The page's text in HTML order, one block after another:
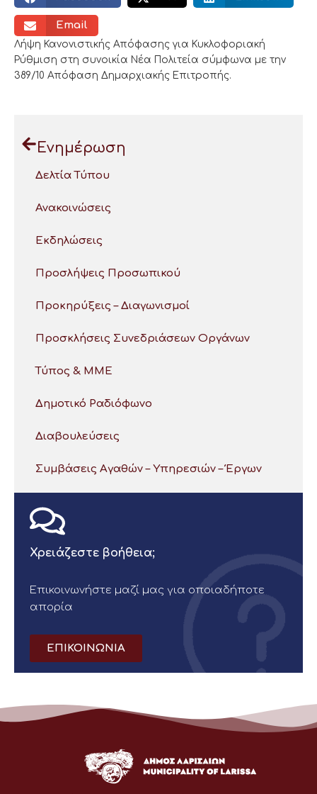
Email
Λήψη Κανονιστικής Απόφασης για Κυκλοφοριακή
Ρύθμιση στη συνοικία Νέα Πολιτεία σύμφωνα με την
389/10 Απόφαση Δημαρχιακής Επιτροπής.
Ενημέρωση
Δελτία Τύπου
Ανακοινώσεις
Εκδηλώσεις
Προσλήψεις Προσωπικού
Προκηρύξεις – Διαγωνισμοί
Προσκλήσεις Συνεδριάσεων Οργάνων
Τύπος & ΜΜΕ
Δημοτικό Ραδιόφωνο
Διαβουλεύσεις
Συμβάσεις Αγαθών – Υπηρεσιών – Έργων
Χρειάζεστε βοήθεια;
Επικοινωνήστε μαζί μας για οποιαδήποτε
απορία
ΕΠΙΚΟΙΝΩΝΙΑ